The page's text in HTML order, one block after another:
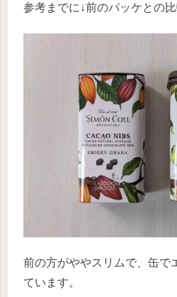
参考までに↓前のパッケとの比
前の方がややスリムで、缶で
ています。